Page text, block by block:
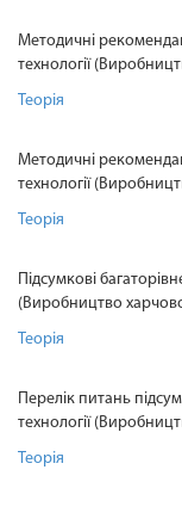
Методичні
технології
Теорія
Методичні
технології
Теорія
Підсумкові
(Виробництво
Теорія
Перелік питань
технології
Теорія